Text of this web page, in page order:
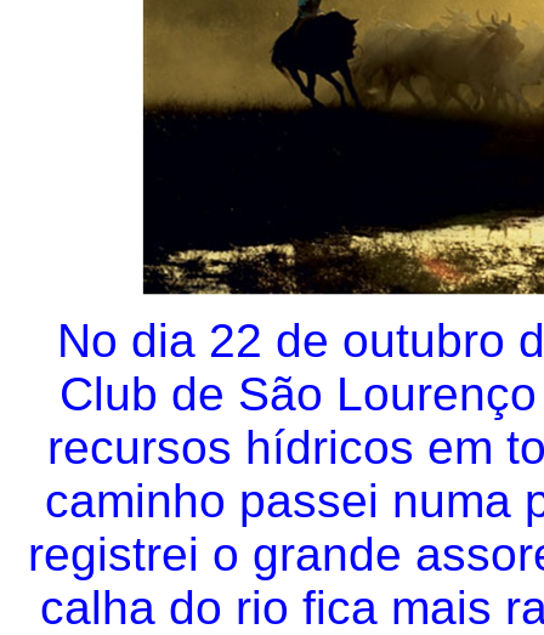
No dia 22 de outubro
Club de São
recursos hídricos em
caminho passei numa
registrei o grande
calha do rio fica mais